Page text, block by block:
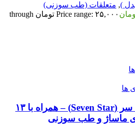
)
, متعلقات (طب سوزنی)
Price range: ۲۵,۰۰۰ تومان through
ها
چکش سون استار تک سر (Seven Star) – همراه با ۱۳
ماساژ و طب سوزنی